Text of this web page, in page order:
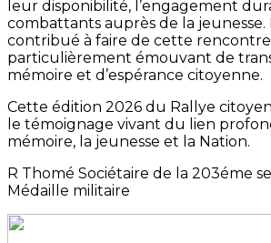
leur disponibilité, l’engagement
combattants auprès de la jeunesse.
contribué à faire de cette
particulièrement émouvant de
mémoire et d’espérance citoyenne.
Cette édition 2026 du Rallye
le témoignage vivant du lien
mémoire, la jeunesse et la Nation.
R Thomé Sociétaire de la 203éme
Médaille militaire